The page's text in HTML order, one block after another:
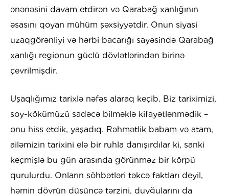
ənənəsini davam etdirən və Qarabağ xanlığının
əsasını qoyan mühüm şəxsiyyətdir. Onun siyasi
uzaqgörənliyi və hərbi bacarığı sayəsində Qarabağ
xanlığı regionun güclü dövlətlərindən birinə
çevrilmişdir.
Uşaqlığımız tarixlə nəfəs alaraq keçib. Biz tariximizi,
soy-kökümüzü sadəcə bilməklə kifayətlənmədik –
onu hiss etdik, yaşadıq. Rəhmətlik babam və atam,
ailəmizin tarixini elə bir ruhla danışırdılar ki, sanki
keçmişlə bu gün arasında görünməz bir körpü
qurulurdu. Onların söhbətləri təkcə faktları deyil,
həmin dövrün düşüncə tərzini, duyğularını da